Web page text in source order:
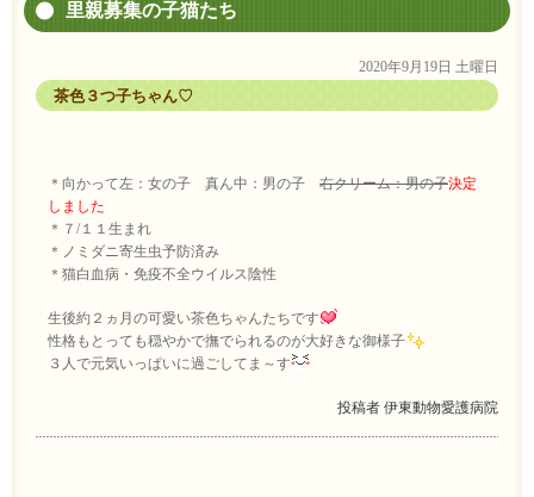
里親募集の子猫たち
2020年9月19日 土曜日
茶色３つ子ちゃん♡
＊向かって左：女の子 真ん中：男の子 右クリーム：男の子決定
しました
＊７/１１生まれ
＊ノミダニ寄生虫予防済み
＊猫白血病・免疫不全ウイルス陰性
生後約２ヵ月の可愛い茶色ちゃんたちです
性格もとっても穏やかで撫でられるのが大好きな御様子
３人で元気いっぱいに過ごしてま～す
投稿者 伊東動物愛護病院